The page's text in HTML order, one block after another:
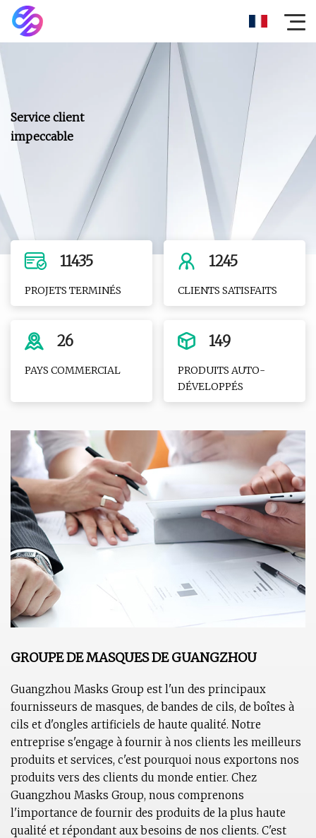
11435
PROJETS TERMINÉS
1245
CLIENTS SATISFAITS
26
PAYS COMMERCIAL
149
PRODUITS AUTO-
DÉVELOPPÉS
GROUPE DE MASQUES DE GUANGZHOU
Guangzhou Masks Group est l'un des principaux
fournisseurs de masques, de bandes de cils, de boîtes à
cils et d'ongles artificiels de haute qualité. Notre
entreprise s'engage à fournir à nos clients les meilleurs
produits et services, c'est pourquoi nous exportons nos
produits vers des clients du monde entier. Chez
Guangzhou Masks Group, nous comprenons
l'importance de fournir des produits de la plus haute
qualité et répondant aux besoins de nos clients. C'est